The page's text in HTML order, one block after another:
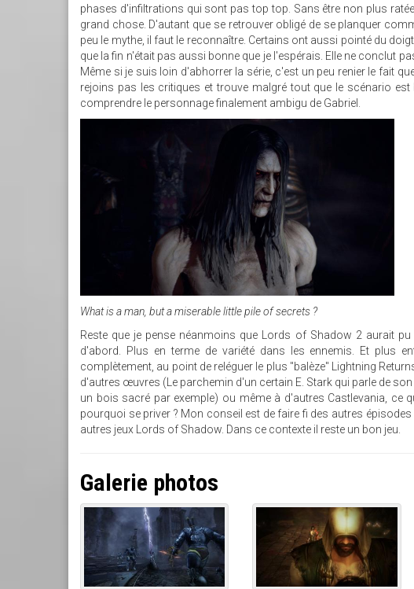
phases d'infiltrations qui sont pas top top. Sans être non plus
grand chose. D'autant que se retrouver obligé de se planquer
peu le mythe, il faut le reconnaître. Certains ont aussi pointé du
que la fin n'était pas aussi bonne que je l'espérais. Elle ne conclut
Même si je suis loin d'abhorrer la série, c'est un peu renier le fait
rejoins pas les critiques et trouve malgré tout que le scénario
comprendre le personnage finalement ambigu de Gabriel.
What is a man, but a miserable little pile of secrets ?
Reste que je pense néanmoins que Lords of Shadow 2 aurait
d'abord. Plus en terme de variété dans les ennemis. Et plus
complètement, au point de reléguer le plus "balèze" Lightning
d'autres œuvres (Le parchemin d'un certain E. Stark qui parle de
un bois sacré par exemple) ou même à d'autres Castlevania, ce
pourquoi se priver ? Mon conseil est de faire fi des autres
autres jeux Lords of Shadow. Dans ce contexte il reste un bon jeu.
Galerie photos